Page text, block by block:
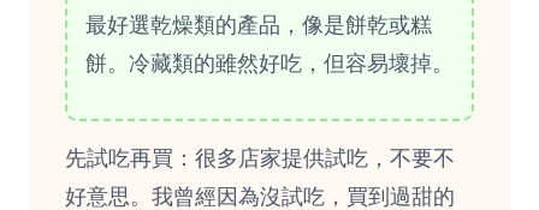
最好選乾燥類的產品，像是餅乾或糕
餅。冷藏類的雖然好吃，但容易壞掉。
先試吃再買：很多店家提供試吃，不要不
好意思。我曾經因為沒試吃，買到過甜的